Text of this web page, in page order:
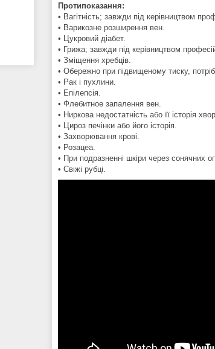
Протипоказання:
• Вагітність; завжди під керівництвом
• Варикозне розширення вен.
• Цукровий діабет.
• Грижа; завжди під керівництвом
• Зміщення хребців.
• Обережно при підвищеному тиску,
• Рак і пухлини.
• Епілепсія.
• Флебитное запалення вен.
• Ниркова недостатність або її історія
• Цироз печінки або його історія.
• Захворювання крові.
• Розацеа.
• При подразненні шкіри через сонячних
• Свіжі рубці.